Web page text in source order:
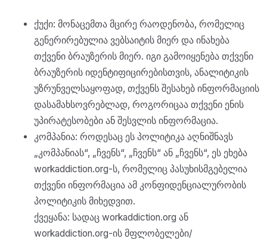
ქუქი: მონაცემთა მცირე რაოდენობა, რომელიც
გენერირებულია ვებსაიტის მიერ და ინახება
თქვენი ბრაუზერის მიერ. იგი გამოიყენება თქვენი
ბრაუზერის იდენტიფიცირებისთვის, ანალიტიკის
უზრუნველსაყოფად, თქვენს შესახებ ინფორმაციის
დასამახსოვრებლად, როგორიცაა თქვენი ენის
უპირატესობები ან შესვლის ინფორმაცია.
კომპანია: როდესაც ეს პოლიტიკა აღნიშნავს
„კომპანიას“, „ჩვენს“, „ჩვენს“ ან „ჩვენს“, ეს ეხება
workaddiction.org-ს, რომელიც პასუხისმგებელია
თქვენი ინფორმაცია ამ კონფიდენციალურობის
პოლიტიკის მიხედვით.
ქვეყანა: სადაც workaddiction.org ან
workaddiction.org-ის მფლობელები/